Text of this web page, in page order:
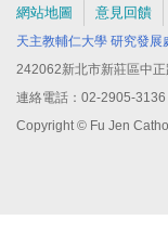
網站地圖 意見回饋
天主教輔仁大學 研究發展
242062新北市新莊區中
連絡電話：02-2905-
Copyright © Fu Jen